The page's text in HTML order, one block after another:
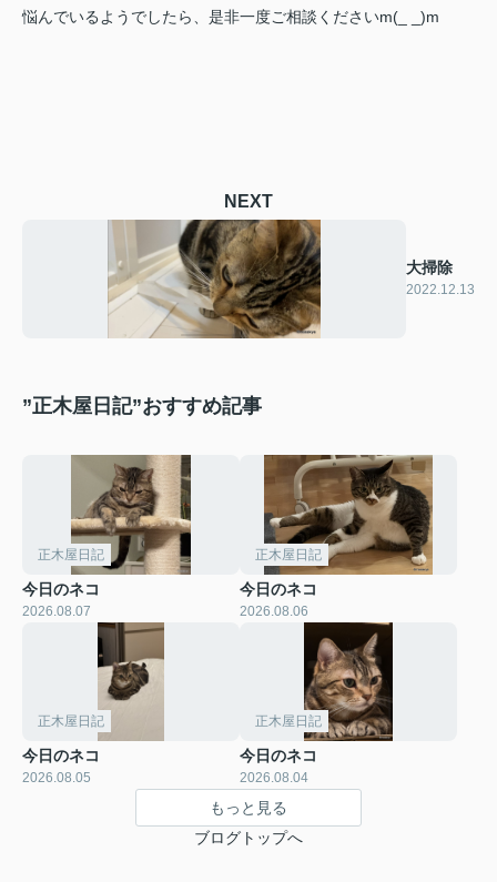
悩んでいるようでしたら、是非一度ご相談くださいm(_ _)m
NEXT
大掃除
2022.12.13
”正木屋日記”おすすめ記事
正木屋日記
今日のネコ
2026.08.07
正木屋日記
今日のネコ
2026.08.06
正木屋日記
今日のネコ
2026.08.05
正木屋日記
今日のネコ
2026.08.04
もっと見る
ブログトップへ